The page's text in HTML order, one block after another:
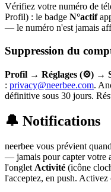
Vérifiez votre numéro de
Profil) : le badge N°actif
— le numéro n'est jamais
Suppression du
Profil → Réglages (⚙) →
: privacy@neerbee.com.
définitive sous 30 jours.
🔔 Notifications
neerbee vous prévient
— jamais pour capter votre
l'onglet Activité (icône
l'acceptez, en push.